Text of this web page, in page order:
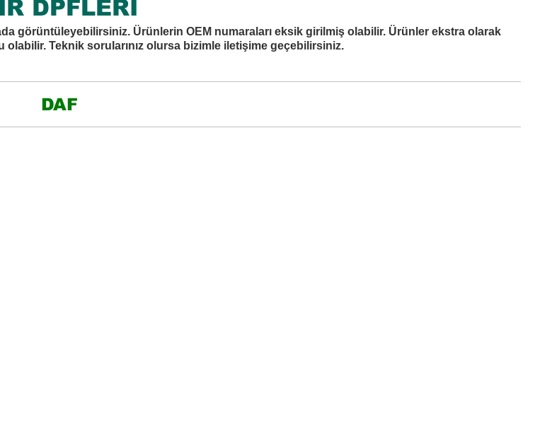
DPFLERİ
görüntüleyebilirsiniz. Ürünlerin OEM numaraları eksik girilmiş olabilir. Ürünler ekstra olarak
olabilir. Teknik sorularınız olursa bizimle iletişime geçebilirsiniz.
DAF